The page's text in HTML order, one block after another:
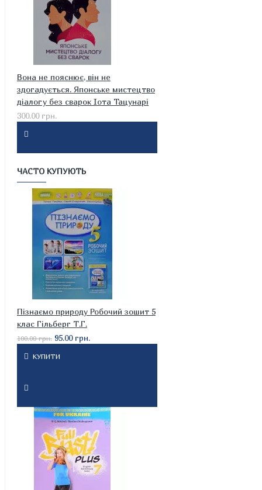
Вона не пояснює, він не
здогадується. Японське мистецтво
діалогу без сварок Іота Тацунарі
300.00 грн.
ЧАСТО КУПУЮТЬ
Пізнаємо природу Робочий зошит 5
клас Гільберг Т.Г.
100.00 грн. 95.00 грн.
КУПИТИ